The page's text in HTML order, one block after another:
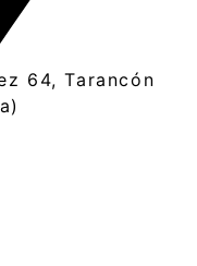
64, Tarancón